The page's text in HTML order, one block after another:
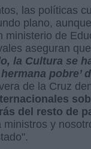
las políticas
plano,
ministerio de
aseguran
la Cultura se
pobre’
de la Cruz
del resto de
ministros y